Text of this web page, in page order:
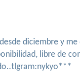
diciembre y
libre de